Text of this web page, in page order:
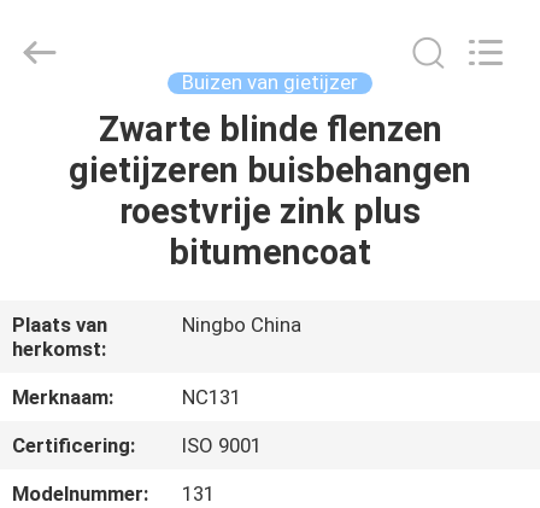
PRODUCTEN
OVER
ONS
FABRIEKSTOCHT
CO.,LTD.
Buizen van gietijzer
Zwarte blinde flenzen
gietijzeren buisbehangen
roestvrije zink plus
bitumencoat
Plaats van
herkomst:
Ningbo China
Merknaam:
NC131
Certificering:
ISO 9001
Modelnummer:
131